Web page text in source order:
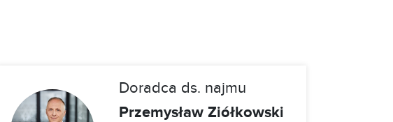
Doradca ds. najmu
Przemysław Ziółkowski